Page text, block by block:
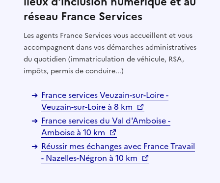
réseau France Services
Les agents France Services vous accueillent et vous
accompagnent dans vos démarches administratives
du quotidien (immatriculation de véhicule, RSA,
impôts, permis de conduire...)
France services Veuzain-sur-Loire -
Veuzain-sur-Loire à 8 km
France services du Val d'Amboise -
Amboise à 10 km
Réussir mes échanges avec France Travail
- Nazelles-Négron à 10 km